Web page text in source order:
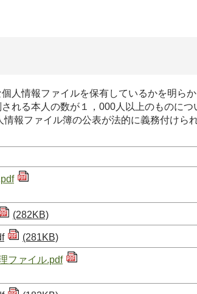
人情報ファイルを保有しているかを明ら
れる本人の数が１，000人以上のものにつ
報ファイル簿の公表が法的に義務付けられ
ル簿名称
(282KB)
(281KB)
ファイル.pdf